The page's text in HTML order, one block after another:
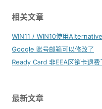
相关文章
WIN11 / WIN10使用
Google 账号邮箱可以修改了
Ready Card 非EEA区销卡退费
最新文章